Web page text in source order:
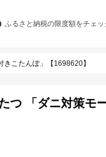
ふるさと納税の限度額をチェッ
こたんぽ」【1698620】
つ 「ダニ対策モ